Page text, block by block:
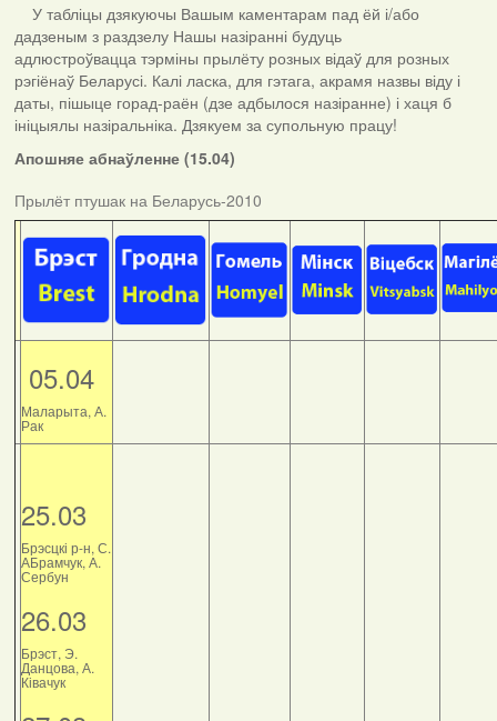
У табліцы дзякуючы Вашым каментарам пад ёй і/або
дадзеным з раздзелу Нашы назіранні будуць
адлюстроўвацца тэрміны прылёту розных відаў для розных
рэгіёнаў Беларусі. Калі ласка, для гэтага, акрамя назвы віду і
даты, пішыце горад-раён (дзе адбылося назіранне) і хаця б
ініцыялы назіральніка. Дзякуем за супольную працу!
Апошняе абнаўленне (15.04)
Прылёт птушак на Беларусь-2010
05.04
Маларыта, А.
Рак
25.03
Брэсцкі р-н, С.
АБрамчук, А.
Сербун
26.03
Брэст, Э.
Данцова, А.
Ківачук